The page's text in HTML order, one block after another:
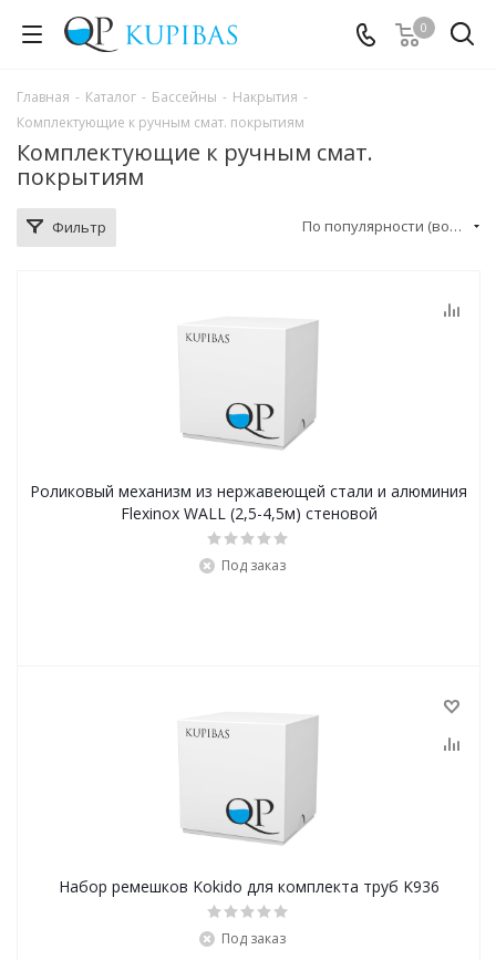
0
Главная - Каталог - Бассейны - Накрытия -
Комплектующие к ручным смат. покрытиям
Комплектующие к ручным смат.
покрытиям
Фильтр По популярности (возрастание)
Роликовый механизм из нержавеющей стали и алюминия
Flexinox WALL (2,5-4,5м) стеновой
Под заказ
Набор ремешков Kokido для комплекта труб K936
Под заказ